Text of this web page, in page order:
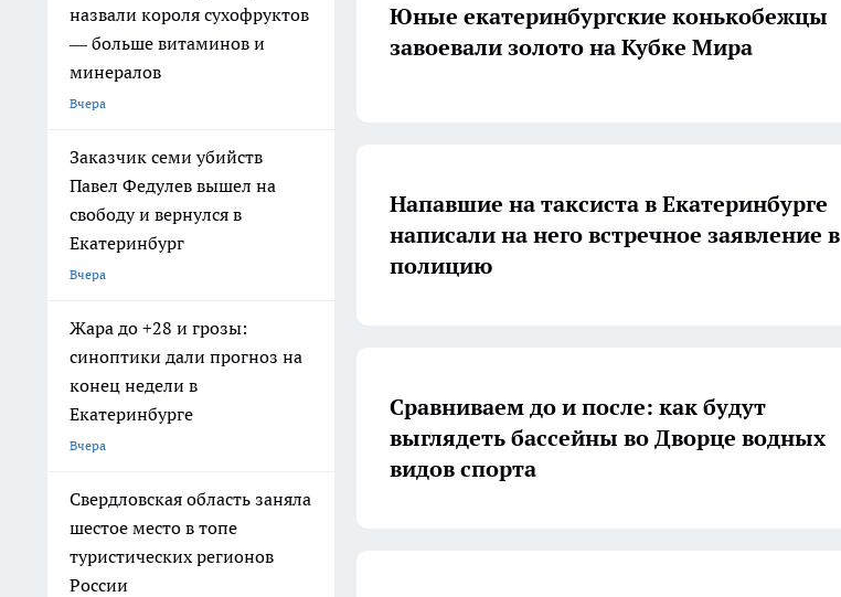
назвали короля сухофруктов
— больше витаминов и
минералов
Вчера
Заказчик семи убийств
Павел Федулев вышел на
свободу и вернулся в
Екатеринбург
Вчера
Жара до +28 и грозы:
синоптики дали прогноз на
конец недели в
Екатеринбурге
Вчера
Свердловская область заняла
шестое место в топе
туристических регионов
России
Юные екатеринбургские конькобежцы
завоевали золото на Кубке Мира
Напавшие на таксиста в Екатеринбурге
написали на него встречное заявление в
полицию
Сравниваем до и после: как будут
выглядеть бассейны во Дворце водных
видов спорта